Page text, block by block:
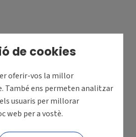
de cookies
oferir-vos la millor
També ens permeten analitzar
usuaris per millorar
web per a vostè.